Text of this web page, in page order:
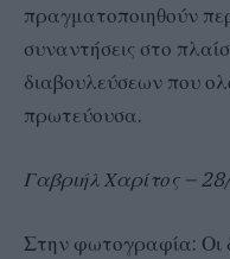
πραγματοποιηθούν
συναντήσεις στο
διαβουλεύσεων που
πρωτεύουσα.
Γαβριήλ Χαρίτος –
Στην φωτογραφία: Οι